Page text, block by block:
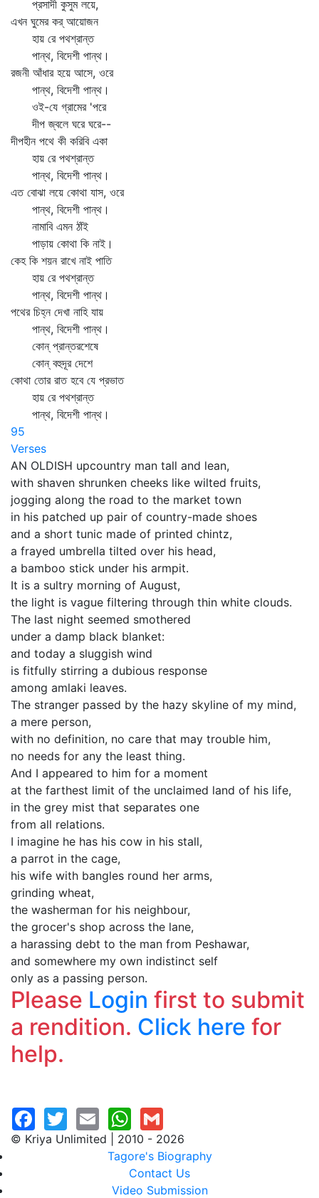
প্রসাদী কুসুম লয়ে,
এখন ঘুমের কর্‌ আয়োজন
হায় রে পথশ্রান্ত
পান্থ, বিদেশী পান্থ।
রজনী আঁধার হয়ে আসে, ওরে
পান্থ, বিদেশী পান্থ।
ওই-যে গ্রামের 'পরে
দীপ জ্বলে ঘরে ঘরে--
দীপহীন পথে কী করিবি একা
হায় রে পথশ্রান্ত
পান্থ, বিদেশী পান্থ।
এত বোঝা লয়ে কোথা যাস, ওরে
পান্থ, বিদেশী পান্থ।
নামাবি এমন ঠাঁই
পাড়ায় কোথা কি নাই।
কেহ কি শয়ন রাখে নাই পাতি
হায় রে পথশ্রান্ত
পান্থ, বিদেশী পান্থ।
পথের চিহ্ন দেখা নাহি যায়
পান্থ, বিদেশী পান্থ।
কোন্‌ প্রান্তরশেষে
কোন্‌ বহুদূর দেশে
কোথা তোর রাত হবে যে প্রভাত
হায় রে পথশ্রান্ত
পান্থ, বিদেশী পান্থ।
95
Verses
AN OLDISH upcountry man tall and lean,
with shaven shrunken cheeks like wilted fruits,
jogging along the road to the market town
in his patched up pair of country-made shoes
and a short tunic made of printed chintz,
a frayed umbrella tilted over his head,
a bamboo stick under his armpit.
It is a sultry morning of August,
the light is vague filtering through thin white clouds.
The last night seemed smothered
under a damp black blanket:
and today a sluggish wind
is fitfully stirring a dubious response
among amlaki leaves.
The stranger passed by the hazy skyline of my mind,
a mere person,
with no definition, no care that may trouble him,
no needs for any the least thing.
And I appeared to him for a moment
at the farthest limit of the unclaimed land of his life,
in the grey mist that separates one
from all relations.
I imagine he has his cow in his stall,
a parrot in the cage,
his wife with bangles round her arms,
grinding wheat,
the washerman for his neighbour,
the grocer's shop across the lane,
a harassing debt to the man from Peshawar,
and somewhere my own indistinct self
only as a passing person.
Please Login first to submit
a rendition. Click here for
help.
© Kriya Unlimited | 2010 - 2026
Tagore's Biography
Contact Us
Video Submission